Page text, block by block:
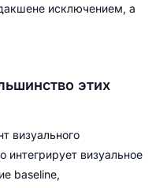
исключением, а
этих
визуального
интегрирует визуальное
baseline,